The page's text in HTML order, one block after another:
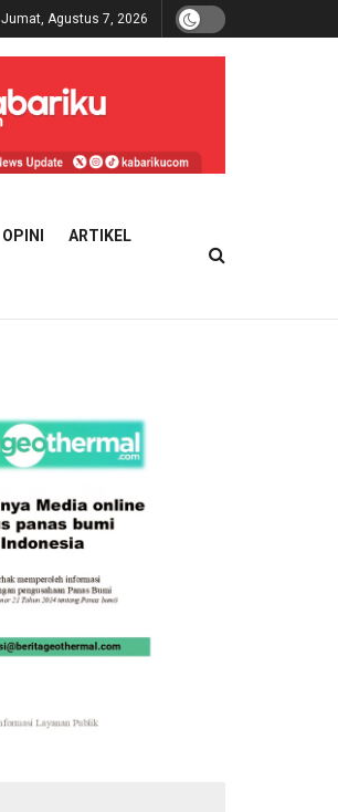
Jumat, Agustus 7, 2026
OPINI ARTIKEL